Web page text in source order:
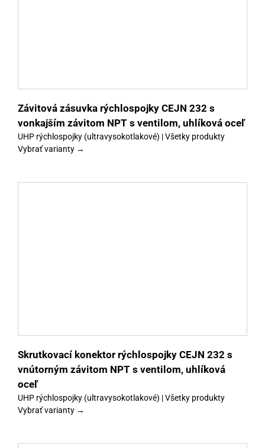
Závitová zásuvka rýchlospojky CEJN 232 s
vonkajším závitom NPT s ventilom, uhlíková oceľ
UHP rýchlospojky (ultravysokotlakové) | Všetky produkty
Vybrať varianty →
Skrutkovací konektor rýchlospojky CEJN 232 s
vnútorným závitom NPT s ventilom, uhlíková
oceľ
UHP rýchlospojky (ultravysokotlakové) | Všetky produkty
Vybrať varianty →